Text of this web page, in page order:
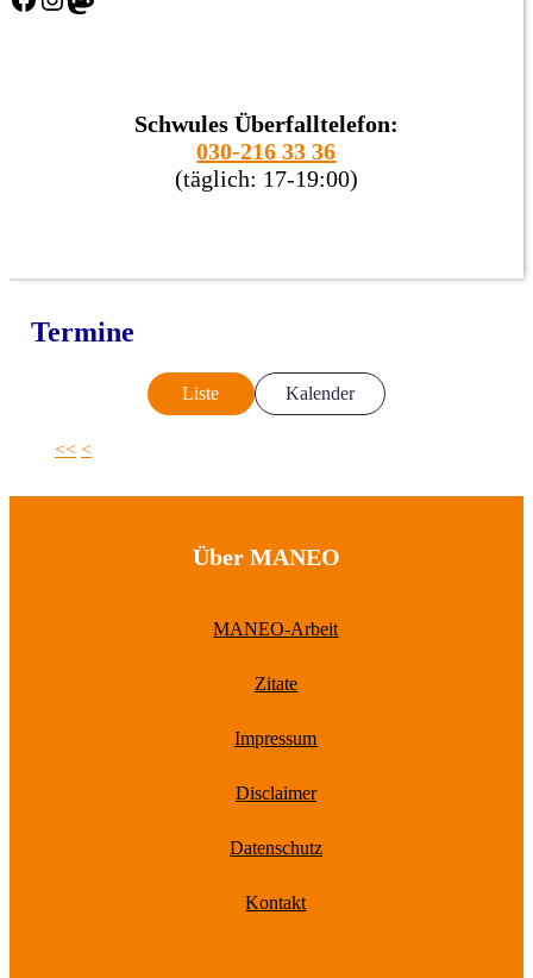
Schwules Überfalltelefon:
030-216 33 36
(täglich: 17-19:00)
Termine
Liste Kalender
<< <
Über MANEO
MANEO-Arbeit
Zitate
Impressum
Disclaimer
Datenschutz
Kontakt